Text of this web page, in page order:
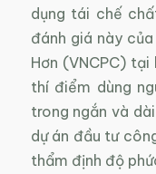
dụng tái chế
đánh giá này
Hơn (VNCPC)
thí điểm dùng
trong ngắn và
dự án đầu tư
thẩm định độ